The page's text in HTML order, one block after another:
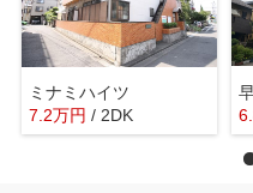
ミナミハイツ
7.2万円 / 2DK